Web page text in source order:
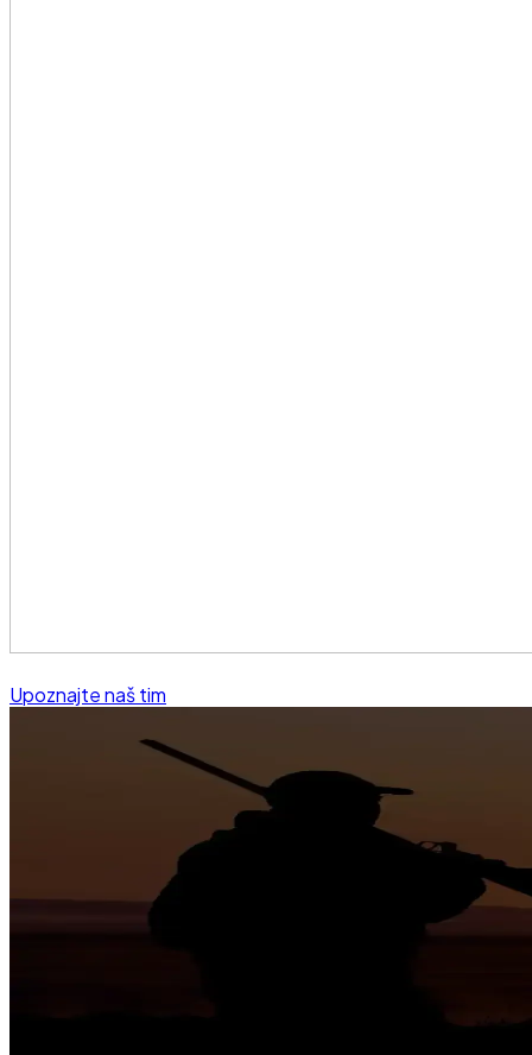
Upoznajte naš tim